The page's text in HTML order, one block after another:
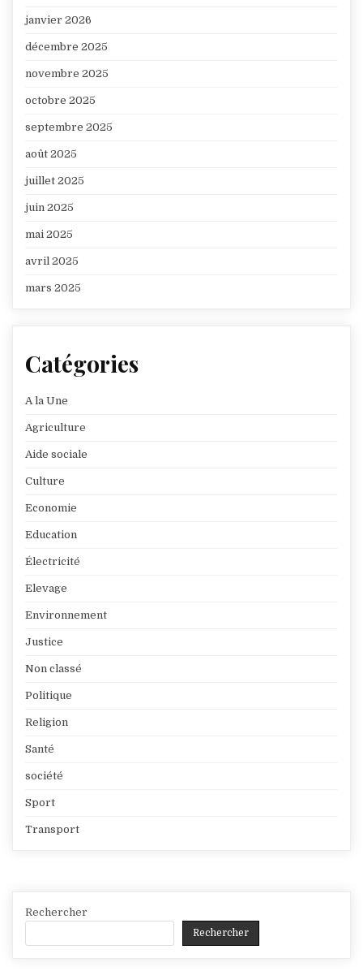
janvier 2026
décembre 2025
novembre 2025
octobre 2025
septembre 2025
août 2025
juillet 2025
juin 2025
mai 2025
avril 2025
mars 2025
Catégories
A la Une
Agriculture
Aide sociale
Culture
Economie
Education
Électricité
Elevage
Environnement
Justice
Non classé
Politique
Religion
Santé
société
Sport
Transport
Rechercher
Rechercher